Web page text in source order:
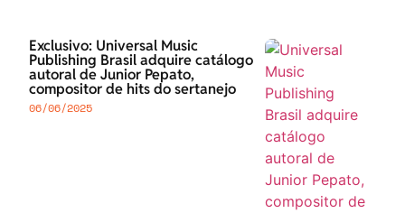
Exclusivo: Universal Music
Publishing Brasil adquire catálogo
autoral de Junior Pepato,
compositor de hits do sertanejo
06/06/2025